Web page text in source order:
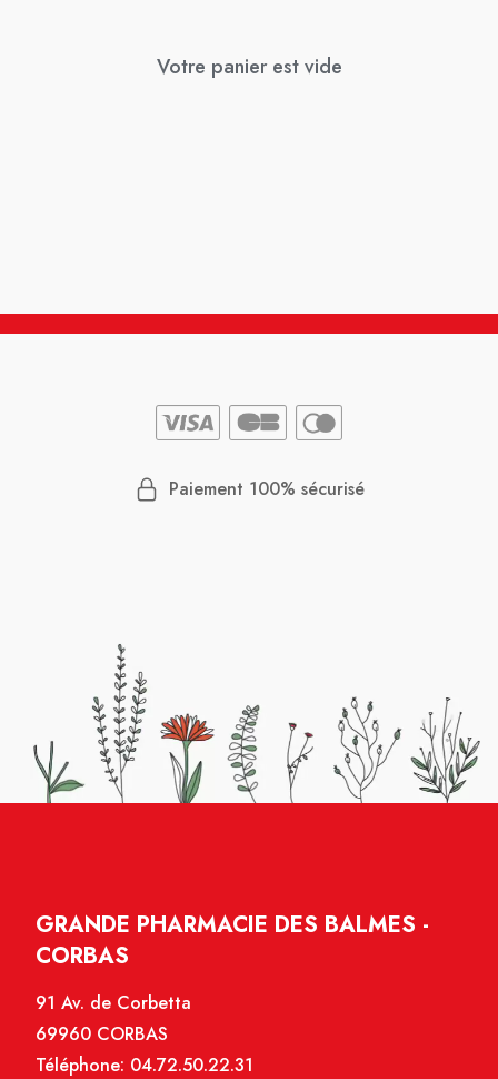
Votre panier est vide
Paiement 100% sécurisé
GRANDE PHARMACIE DES BALMES -
CORBAS
91 Av. de Corbetta
69960 CORBAS
Téléphone: 04.72.50.22.31